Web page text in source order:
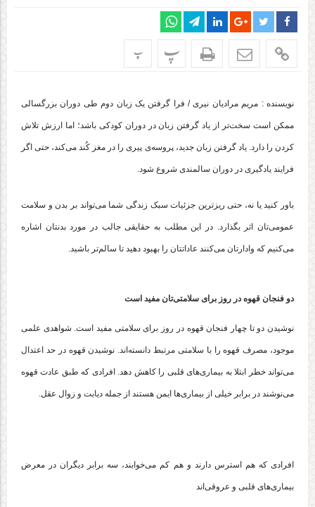
پ پ
نویسنده : مریم مرادیان نیری / فرا گرفتن یک زبان دوم طی دوران بزرگسالی
ممکن است سخت‌تر از یاد گرفتن زبان در دوران کودکی باشد؛ اما ارزش تلاش
کردن را دارد. یاد گرفتن زبان جدید، پروسه‌ی پیری را در مغز کُند می‌کند، حتی اگر
فرایند یادگیری در دوران سالمندی شروع شود.
باور کنید یا نه، حتی ریزترین جزئیات سبک زندگی شما می‌تواند بر بدن و سلامت
عمومی‌تان اثر بگذارد. در این مطلب به حقایقی جالب در مورد بدنتان اشاره
می‌کنیم که وادارتان می‌کنند عاداتتان را بهبود دهید تا سالم‌تر باشید.
دو فنجان قهوه در روز برای سلامتی‌تان مفید است
نوشیدن دو تا چهار فنجان قهوه در روز برای سلامتی مفید است. شواهدی علمی
موجود، مصرف قهوه را با سلامتی مرتبط دانسته‌اند. نوشیدن قهوه در حد اعتدال
می‌تواند خطر ابتلا به بیماری‌های قلبی را کاهش دهد. افرادی که طبق عادت قهوه
می‌نوشند در برابر خیلی از بیماری‌ها ایمن هستند از جمله دیابت و زوال عقل.
افرادی که هم استرس دارند و هم کم می‌خوابند، سه برابر دیگران در معرض
بیماری‌های قلبی و عروقی‌اند